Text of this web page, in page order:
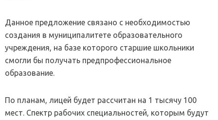
Данное предложение связано с необходимостью
создания в муниципалитете образовательного
учреждения, на базе которого старшие школьники
смогли бы получать предпрофессиональное
образование.
По планам, лицей будет рассчитан на 1 тысячу 100
мест. Спектр рабочих специальностей, которым будут